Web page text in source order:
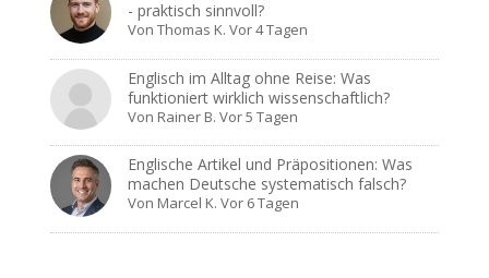
- praktisch sinnvoll?
VonThomas K. Vor 4 Tagen
Englisch im Alltag ohne Reise: Was
funktioniert wirklich wissenschaftlich?
Von Rainer B. Vor 5 Tagen
Englische Artikel und Präpositionen: Was
machen Deutsche systematisch falsch?
Von Marcel K. Vor 6 Tagen